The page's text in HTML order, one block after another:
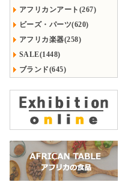
アフリカンアート(267)
ビーズ・パーツ(620)
アフリカ楽器(258)
SALE(1448)
ブランド(645)